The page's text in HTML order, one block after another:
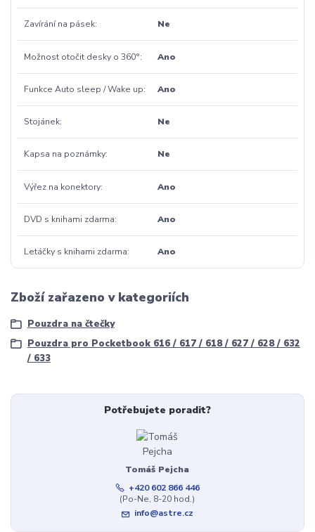
Zavírání na pásek Ne
Možnost otočit desky o 360° Ano
Funkce Auto sleep / Wake up Ano
Stojánek Ne
Kapsa na poznámky Ne
Výřez na konektory Ano
DVD s knihami zdarma Ano
Letáčky s knihami zdarma Ano
Zboží zařazeno v kategoriích
Pouzdra na čtečky
Pouzdra pro Pocketbook 616 / 617 / 618 / 627 / 628 / 632
/ 633
Potřebujete poradit?
Tomáš Pejcha
+420 602 866 446
(Po-Ne, 8-20 hod.)
info@astre.cz